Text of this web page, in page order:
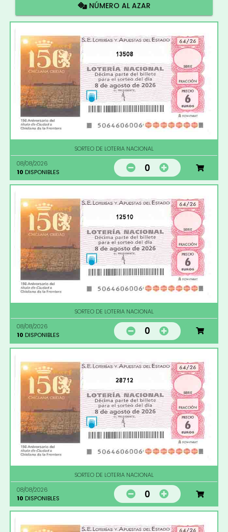
NÚMERO AL AZAR
13508
SORTEO DE LOTERIA NACIONAL
08/08/2026
10 DISPONIBLES 0
12510
SORTEO DE LOTERIA NACIONAL
08/08/2026
10 DISPONIBLES 0
28712
SORTEO DE LOTERIA NACIONAL
08/08/2026
10 DISPONIBLES 0